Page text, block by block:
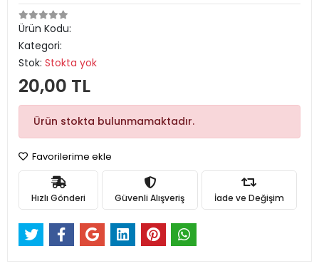
Ürün Kodu:
Kategori:
Stok: Stokta yok
20,00 TL
Ürün stokta bulunmamaktadır.
Favorilerime ekle
Hızlı Gönderi Güvenli Alışveriş İade ve Değişim